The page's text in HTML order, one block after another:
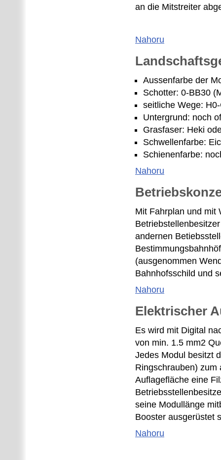
an die Mitstreiter
Nahoru
Aussenfarbe der
Schotter: 0-BB30
seitliche Wege:
Untergrund: noch
Grasfaser: Heki
Schwellenfarbe:
Schienenfarbe:
Nahoru
Mit Fahrplan und mit
andernen
(ausgenommen
Bahnhofsschild und
Nahoru
Elektrischer
Es wird mit Digital
von min. 1.5 mm2
Jedes Modul besitzt
Ringschrauben) zum
Auflagefläche eine
seine Modullänge
Booster ausgerüstet
Nahoru